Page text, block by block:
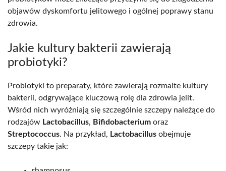
objawów dyskomfortu jelitowego i ogólnej poprawy stanu
zdrowia.
Jakie kultury bakterii zawierają
probiotyki?
Probiotyki to preparaty, które zawierają rozmaite kultury
bakterii, odgrywające kluczową rolę dla zdrowia jelit.
Wśród nich wyróżniają się szczególnie szczepy należące do
rodzajów Lactobacillus, Bifidobacterium oraz
Streptococcus. Na przykład, Lactobacillus obejmuje
szczepy takie jak: